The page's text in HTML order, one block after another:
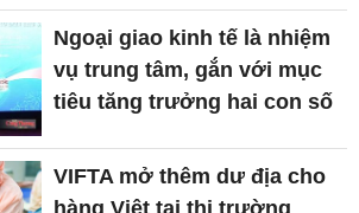
Ngoại giao kinh tế là nhiệm
vụ trung tâm, gắn với mục
tiêu tăng trưởng hai con số
VIFTA mở thêm dư địa cho